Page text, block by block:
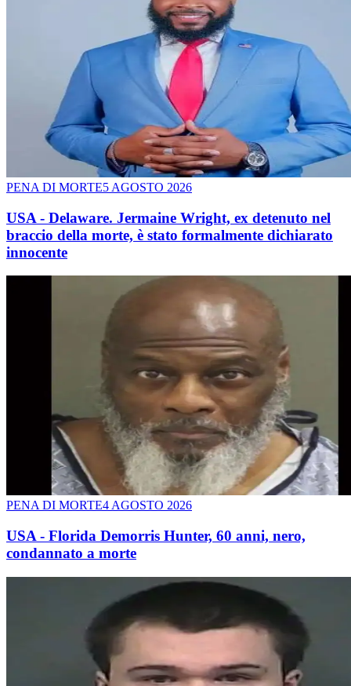
PENA DI MORTE5 AGOSTO 2026
USA - Delaware. Jermaine Wright, ex detenuto nel
braccio della morte, è stato formalmente dichiarato
innocente
PENA DI MORTE4 AGOSTO 2026
USA - Florida Demorris Hunter, 60 anni, nero,
condannato a morte